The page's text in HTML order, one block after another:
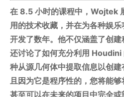
在 8.5 小时的课程中，Wojtek
用的技术收藏，并在为各种娱
开发了数年。他不仅涵盖了创建
还讨论了如何充分利用 Houdini
种从源几何体中提取信息以创
且因为它是程序性的，您将能
甚至可以在未来的项目中完全或